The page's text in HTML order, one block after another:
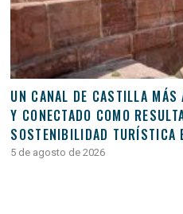
UN CANAL DE CASTILLA
Y CONECTADO COMO
SOSTENIBILIDAD TURÍSTICA
5 de agosto de 2026